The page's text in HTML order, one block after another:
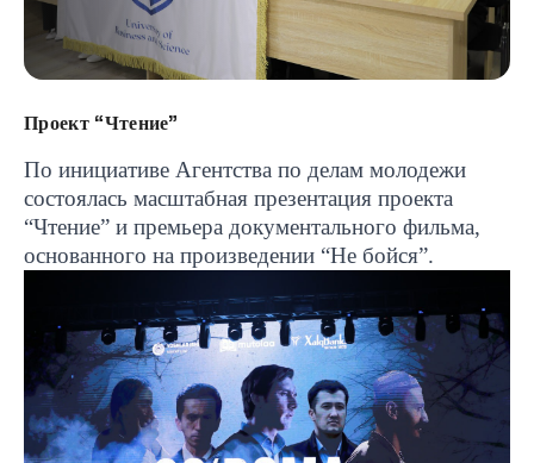
Проект “Чтение”
По инициативе Агентства по делам молодежи
состоялась масштабная презентация проекта
“Чтение” и премьера документального фильма,
основанного на произведении “Не бойся”.